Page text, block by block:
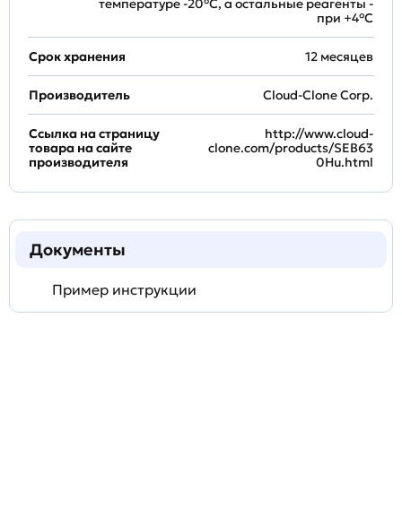
температуре -20°C, а остальные реагенты -
при +4°С
Срок хранения 12 месяцев
Производитель Cloud-Clone Corp.
Ссылка на страницу
товара на сайте
производителя
http://www.cloud-
clone.com/products/SEB63
0Hu.html
Документы
Пример инструкции